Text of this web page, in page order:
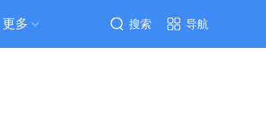
更多 导航
搜索